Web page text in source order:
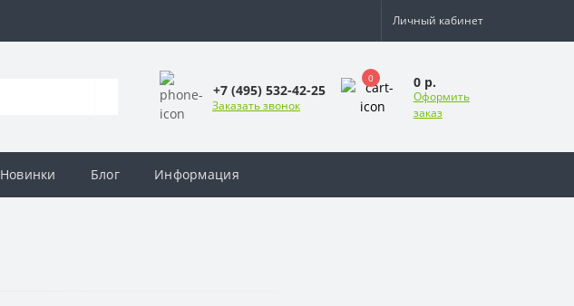
Личный кабинет
+7 (495) 532-42-25
Заказать звонок
0 0 р.
Оформить
заказ
Новинки Блог Информация